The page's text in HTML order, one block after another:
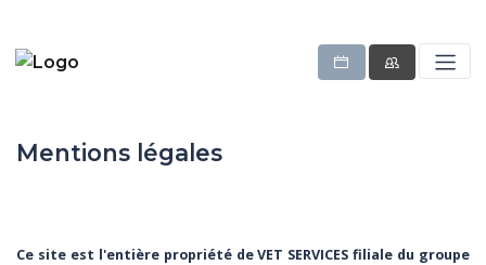
Mentions légales
Ce site est l'entière propriété de VET SERVICES filiale du groupe